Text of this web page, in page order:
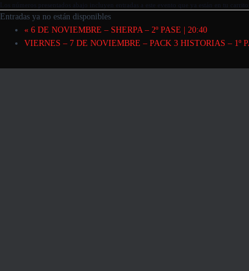
Los números presentados abajo incluyen entradas a este evento que ya están en tu
Entradas ya no están disponibles
« 6 DE NOVIEMBRE – SHERPA – 2º PASE | 20:40
VIERNES – 7 DE NOVIEMBRE – PACK 3 HISTORIAS – 1º